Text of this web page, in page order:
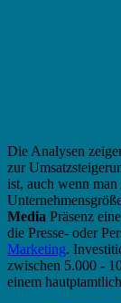
Die Analysen
zur
ist, auch wenn
Media Präsenz
die Presse- oder
Marketing.
zwischen 5.000 -
einem